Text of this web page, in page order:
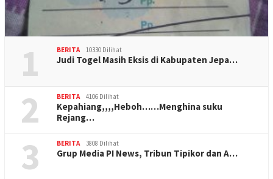
1 BERITA 10330 Dilihat
Judi Togel Masih Eksis di Kabupaten Jepa…
2 BERITA 4106 Dilihat
Kepahiang,,,,Heboh……Menghina suku
Rejang…
3 BERITA 3808 Dilihat
Grup Media PI News, Tribun Tipikor dan A…